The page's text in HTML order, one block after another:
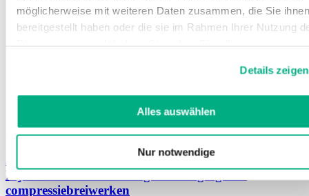
möglicherweise mit weiteren Daten zusammen, die Sie ihnen
bereitgestellt haben oder die sie im Rahmen Ihrer Nutzung
unsererDatenschutzerklärungundImpressum.
Details zeigen
Alles auswählen
Nur notwendige
Lijmlotion voor een veilige bevestiging van
compressiebreiwerken